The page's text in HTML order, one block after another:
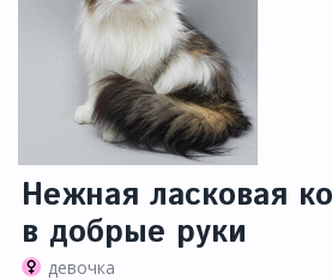
Нежная ласковая
в добрые руки
девочка